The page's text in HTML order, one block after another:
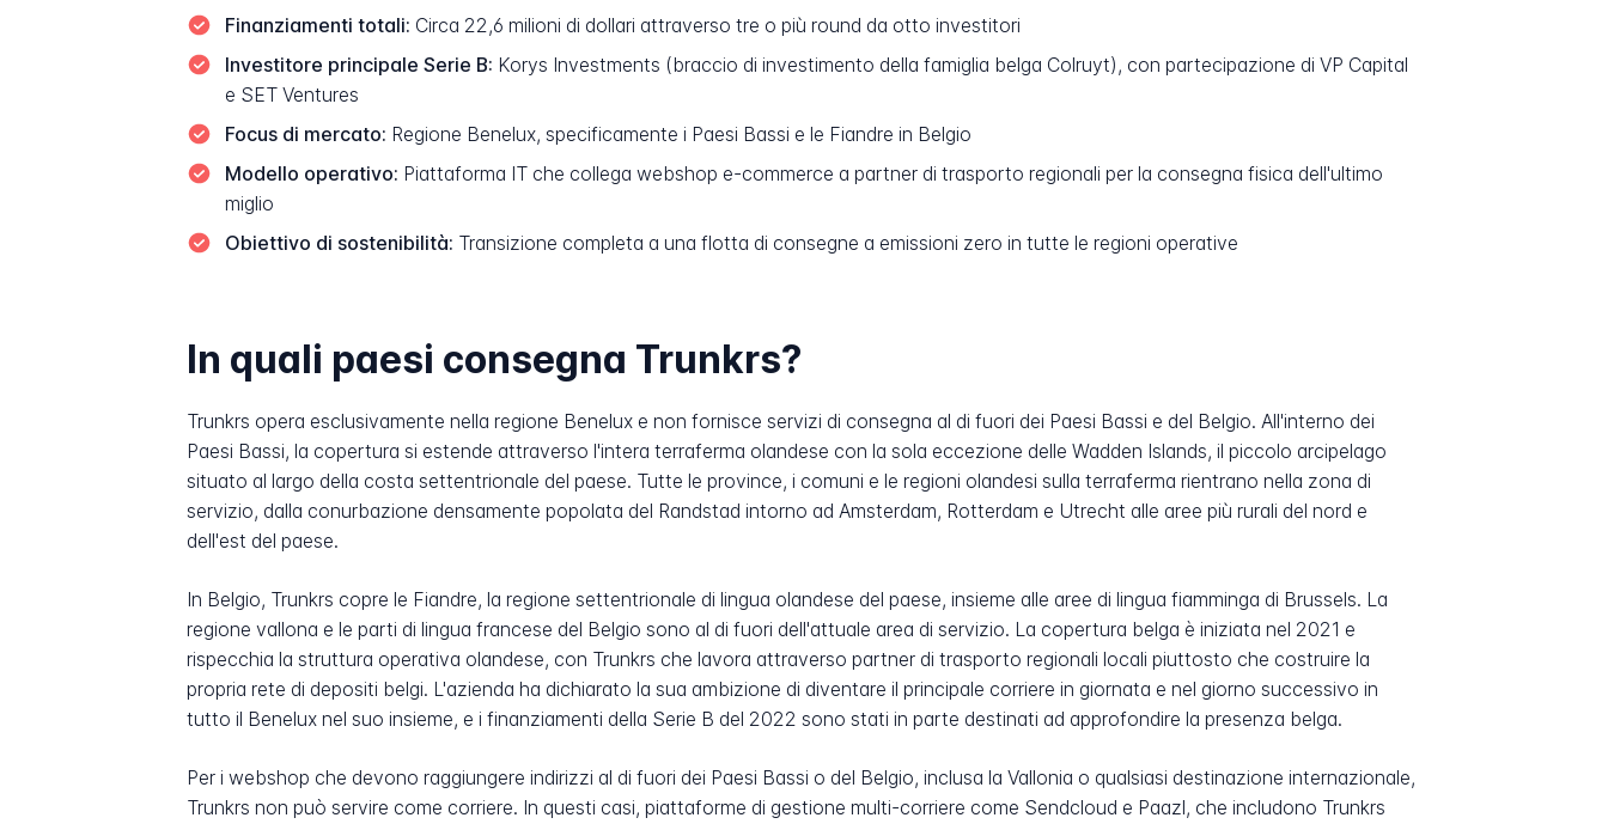
Finanziamenti totali: Circa 22,6 milioni di dollari attraverso tre o più round da otto investitori
Investitore principale Serie B: Korys Investments (braccio di investimento della famiglia belga Colruyt), con partecipazione di VP Capital
e SET Ventures
Focus di mercato: Regione Benelux, specificamente i Paesi Bassi e le Fiandre in Belgio
Modello operativo: Piattaforma IT che collega webshop e-commerce a partner di trasporto regionali per la consegna fisica dell'ultimo
miglio
Obiettivo di sostenibilità: Transizione completa a una flotta di consegne a emissioni zero in tutte le regioni operative
In quali paesi consegna Trunkrs?
Trunkrs opera esclusivamente nella regione Benelux e non fornisce servizi di consegna al di fuori dei Paesi Bassi e del Belgio. All'interno dei
Paesi Bassi, la copertura si estende attraverso l'intera terraferma olandese con la sola eccezione delle Wadden Islands, il piccolo arcipelago
situato al largo della costa settentrionale del paese. Tutte le province, i comuni e le regioni olandesi sulla terraferma rientrano nella zona di
servizio, dalla conurbazione densamente popolata del Randstad intorno ad Amsterdam, Rotterdam e Utrecht alle aree più rurali del nord e
dell'est del paese.
In Belgio, Trunkrs copre le Fiandre, la regione settentrionale di lingua olandese del paese, insieme alle aree di lingua fiamminga di Brussels. La
regione vallona e le parti di lingua francese del Belgio sono al di fuori dell'attuale area di servizio. La copertura belga è iniziata nel 2021 e
rispecchia la struttura operativa olandese, con Trunkrs che lavora attraverso partner di trasporto regionali locali piuttosto che costruire la
propria rete di depositi belgi. L'azienda ha dichiarato la sua ambizione di diventare il principale corriere in giornata e nel giorno successivo in
tutto il Benelux nel suo insieme, e i finanziamenti della Serie B del 2022 sono stati in parte destinati ad approfondire la presenza belga.
Per i webshop che devono raggiungere indirizzi al di fuori dei Paesi Bassi o del Belgio, inclusa la Vallonia o qualsiasi destinazione internazionale,
Trunkrs non può servire come corriere. In questi casi, piattaforme di gestione multi-corriere come Sendcloud e Paazl, che includono Trunkrs